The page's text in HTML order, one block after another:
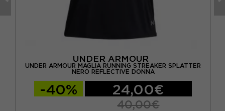
UNDER ARMOUR
UNDER ARMOUR MAGLIA RUNNING STREAKER SPLATTER
NERO REFLECTIVE DONNA
-40% 24,00€
40,00€